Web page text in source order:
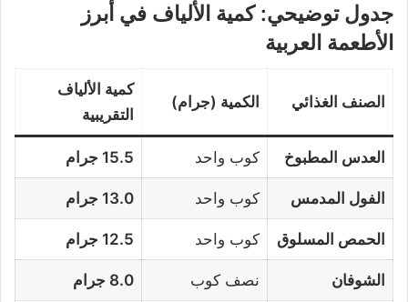
جدول توضيحي: كمية الألياف في أبرز
الأطعمة العربية
الصنف الغذائي الكمية (جرام)
كمية الألياف
التقريبية
العدس المطبوخ كوب واحد 15.5 جرام
الفول المدمس كوب واحد 13.0 جرام
الحمص المسلوق كوب واحد 12.5 جرام
الشوفان نصف كوب 8.0 جرام